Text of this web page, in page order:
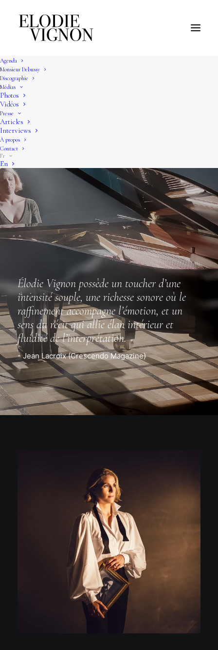
Agenda
Monsieur Debussy
Discographie
Médias
Photos
Vidéos
Presse
Articles
Interviews
À propos
Contact
Fr
En
Élodie Vignon possède un toucher d’une
intensité souple, une richesse sonore où le
raffinement accompagne l’émotion, et un
sens du récit qui allie élan intérieur et
fluidité de l’interprétation.
- Jean Lacroix (Crescendo Magazine)